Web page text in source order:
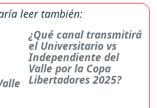
leer también:
¿Qué canal transmitirá
el Universitario vs
Independiente del
Valle por la Copa
Libertadores 2025?